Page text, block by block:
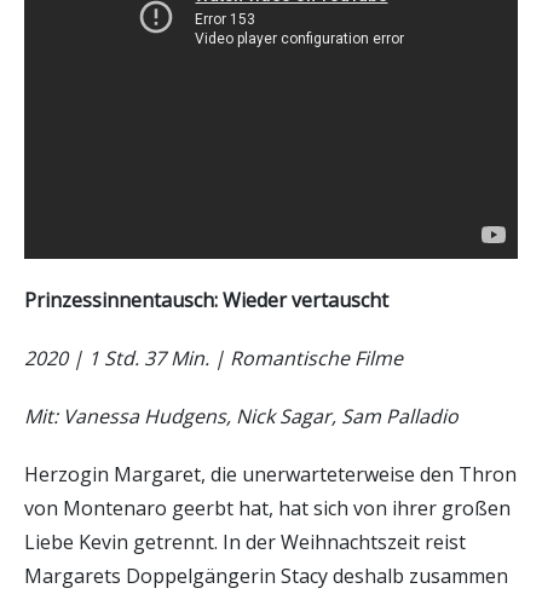
Prinzessinnentausch: Wieder vertauscht
2020 | 1 Std. 37 Min. | Romantische Filme
Mit: Vanessa Hudgens, Nick Sagar, Sam Palladio
Herzogin Margaret, die unerwarteterweise den Thron
von Montenaro geerbt hat, hat sich von ihrer großen
Liebe Kevin getrennt. In der Weihnachtszeit reist
Margarets Doppelgängerin Stacy deshalb zusammen